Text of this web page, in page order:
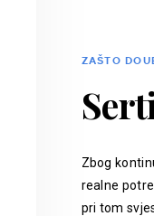
ZAŠTO
Zbog
realne
pri tom